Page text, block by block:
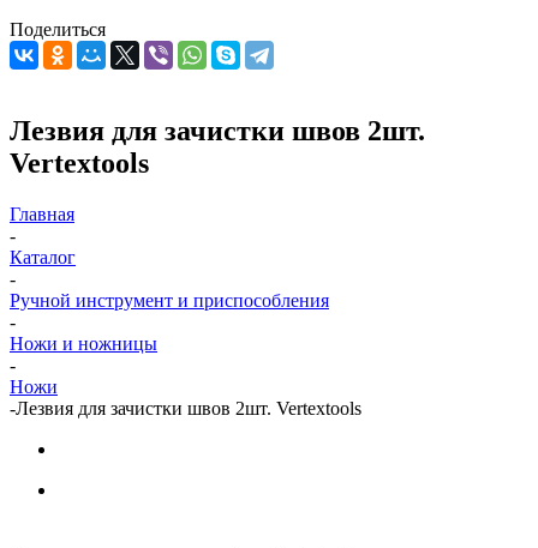
Поделиться
Лезвия для зачистки швов 2шт.
Vertextools
Главная
-
Каталог
-
Ручной инструмент и приспособления
-
Ножи и ножницы
-
Ножи
-Лезвия для зачистки швов 2шт. Vertextools